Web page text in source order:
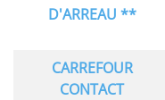
D'ARREAU **
CARREFOUR
CONTACT